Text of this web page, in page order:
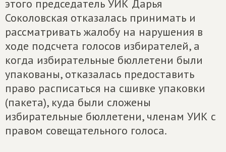
этого председатель УИК Дарья
Соколовская отказалась принимать и
рассматривать жалобу на нарушения в
ходе подсчета голосов избирателей, а
когда избирательные бюллетени были
упакованы, отказалась предоставить
право расписаться на сшивке упаковки
(пакета), куда были сложены
избирательные бюллетени, членам УИК с
правом совещательного голоса.